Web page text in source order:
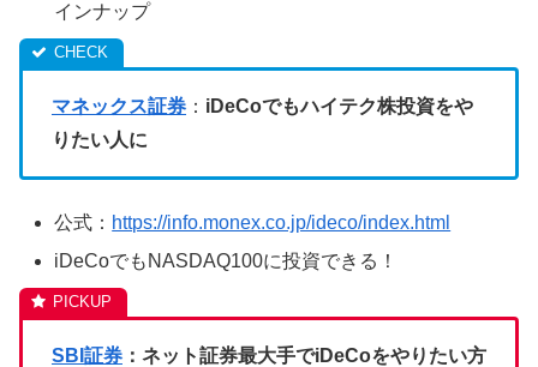
インナップ
マネックス証券 ： iDeCoでもハイテク株投資をや
りたい人に
公式： https://info.monex.co.jp/ideco/index.html
iDeCoでもNASDAQ100に投資できる！
SBI証券 ：ネット証券最大手でiDeCoをやりたい方